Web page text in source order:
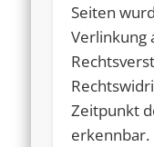
Seiten
Verlinkung
Zeitpunkt
erkennbar.